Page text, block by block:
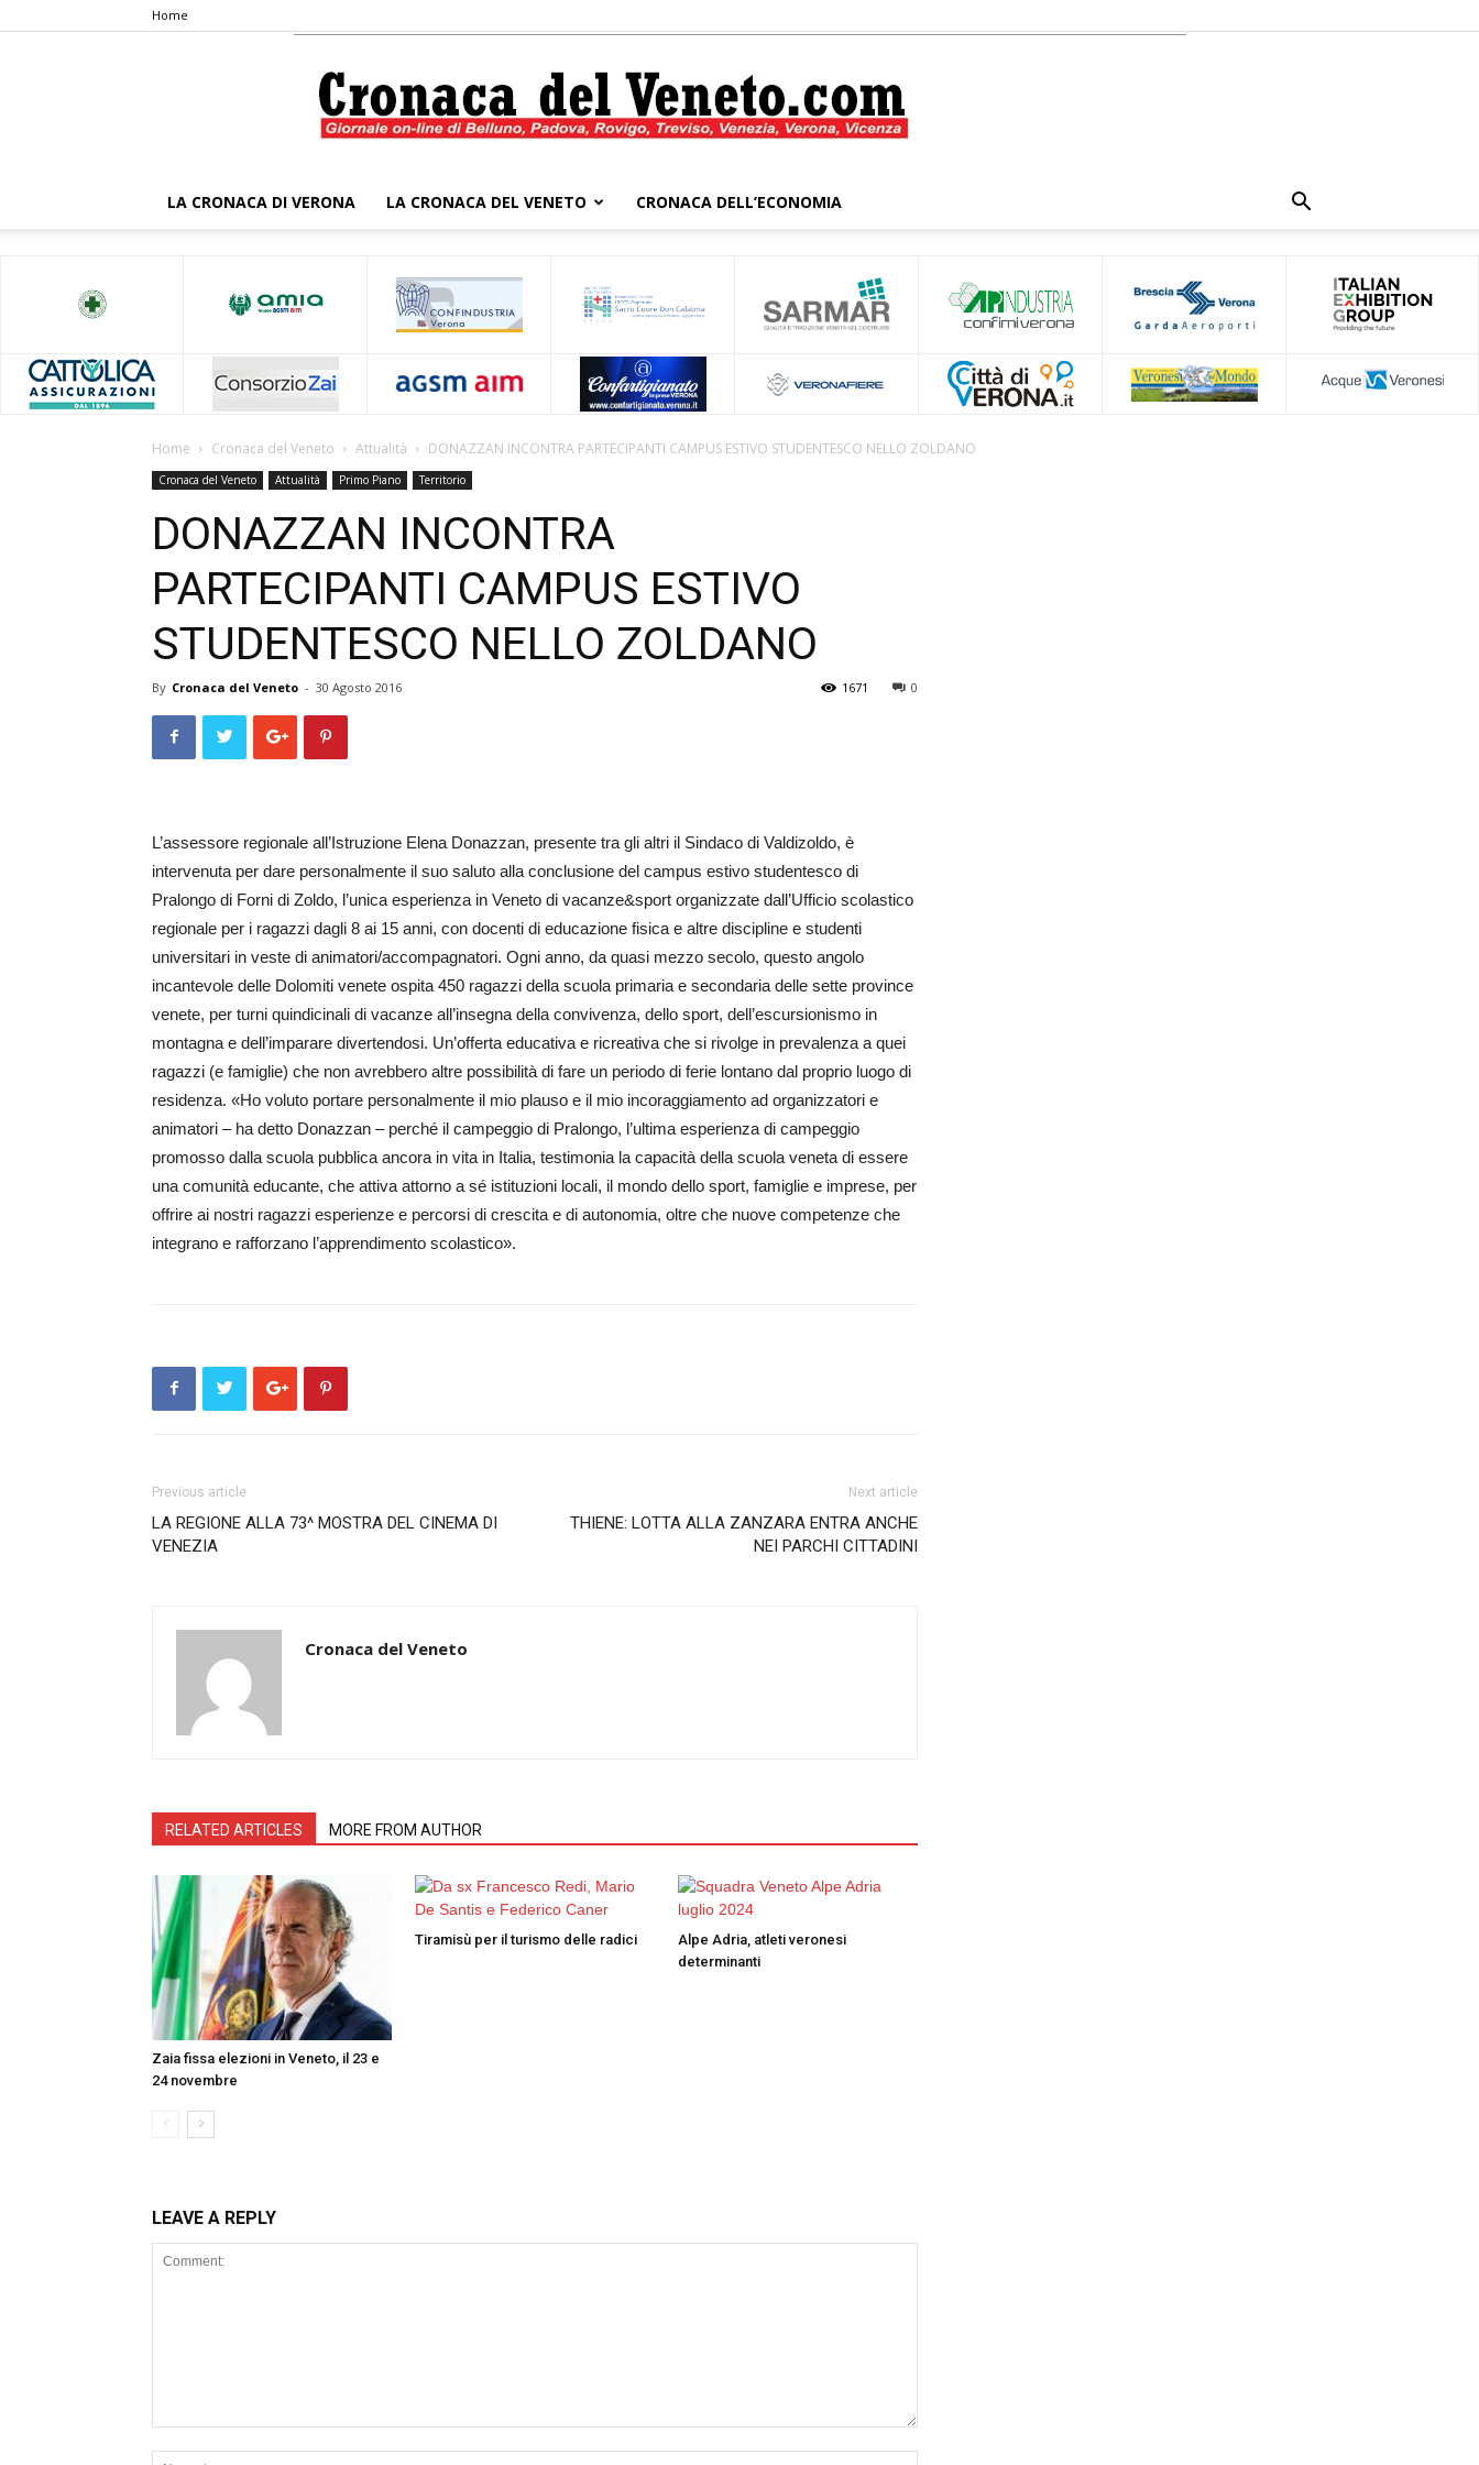
Home
LA CRONACA DI VERONA LA CRONACA DEL VENETO CRONACA DELL’ECONOMIA
Home Cronaca del Veneto Attualità DONAZZAN INCONTRA PARTECIPANTI CAMPUS ESTIVO STUDENTESCO NELLO ZOLDANO
Cronaca del Veneto Attualità Primo Piano Territorio
DONAZZAN INCONTRA
PARTECIPANTI CAMPUS ESTIVO
STUDENTESCO NELLO ZOLDANO
By Cronaca del Veneto - 30 Agosto 2016 0
1671
L’assessore regionale all’Istruzione Elena Donazzan, presente tra gli altri il Sindaco di Valdizoldo, è
intervenuta per dare personalmente il suo saluto alla conclusione del campus estivo studentesco di
Pralongo di Forni di Zoldo, l’unica esperienza in Veneto di vacanze&sport organizzate dall’Ufficio scolastico
regionale per i ragazzi dagli 8 ai 15 anni, con docenti di educazione fisica e altre discipline e studenti
universitari in veste di animatori/accompagnatori. Ogni anno, da quasi mezzo secolo, questo angolo
incantevole delle Dolomiti venete ospita 450 ragazzi della scuola primaria e secondaria delle sette province
venete, per turni quindicinali di vacanze all’insegna della convivenza, dello sport, dell’escursionismo in
montagna e dell’imparare divertendosi. Un’offerta educativa e ricreativa che si rivolge in prevalenza a quei
ragazzi (e famiglie) che non avrebbero altre possibilità di fare un periodo di ferie lontano dal proprio luogo di
residenza. «Ho voluto portare personalmente il mio plauso e il mio incoraggiamento ad organizzatori e
animatori – ha detto Donazzan – perché il campeggio di Pralongo, l’ultima esperienza di campeggio
promosso dalla scuola pubblica ancora in vita in Italia, testimonia la capacità della scuola veneta di essere
una comunità educante, che attiva attorno a sé istituzioni locali, il mondo dello sport, famiglie e imprese, per
offrire ai nostri ragazzi esperienze e percorsi di crescita e di autonomia, oltre che nuove competenze che
integrano e rafforzano l’apprendimento scolastico».
Previous article
LA REGIONE ALLA 73^ MOSTRA DEL CINEMA DI
VENEZIA
Next article
THIENE: LOTTA ALLA ZANZARA ENTRA ANCHE
NEI PARCHI CITTADINI
Cronaca del Veneto
RELATED ARTICLES MORE FROM AUTHOR
Zaia fissa elezioni in Veneto, il 23 e
24 novembre
Tiramisù per il turismo delle radici
Alpe Adria, atleti veronesi
determinanti
LEAVE A REPLY